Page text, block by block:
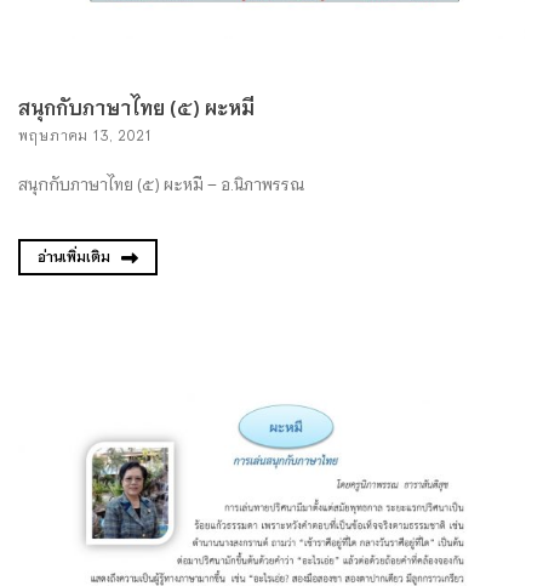
สนุกกับภาษาไทย (๕) ผะหมี
พฤษภาคม 13, 2021
สนุกกับภาษาไทย (๕) ผะหมี – อ.นิภาพรรณ
อ่านเพิ่มเติม